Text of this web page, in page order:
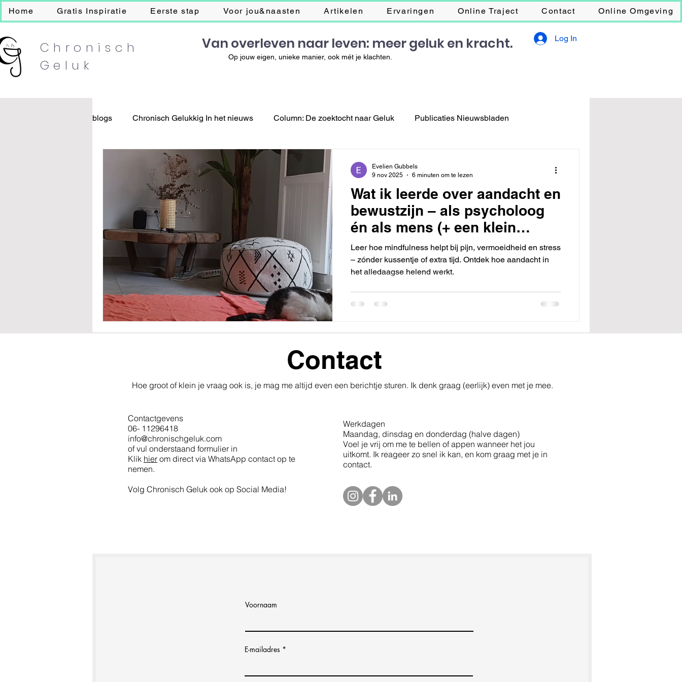
Home Gratis Inspiratie Eerste stap Voor jou&naasten Artikelen Ervaringen Online Traject Contact Online Omgeving
Op jouw eigen, unieke manier, ook mét je klachten.
Log In
Chronisch
Geluk
Van overleven naar leven: meer geluk en kracht.
blogs Chronisch Gelukkig In het nieuws Column: De zoektocht naar Geluk Publicaties Nieuwsbladen
Wat ik leerde over aandacht en
bewustzijn – als psycholoog
én als mens (+ een klein
cadeautje)
Leer hoe mindfulness helpt bij pijn, vermoeidheid en stress
– zónder kussentje of extra tijd. Ontdek hoe aandacht in
het alledaagse helend werkt.
Evelien Gubbels
9 nov 2025
6 minuten om te lezen
Contact
Hoe groot of klein je vraag ook is, je mag me altijd even een berichtje sturen. Ik denk graag (eerlijk) even met je mee.
Contactgevens
06- 11296418
info@chronischgeluk.com
of vul onderstaand formulier in
Klik hier om direct via WhatsApp contact op te
nemen.
Volg Chronisch Geluk ook op Social Media!
Werkdagen
Maandag, dinsdag en donderdag (halve dagen)
Voel je vrij om me te bellen of appen wanneer het jou
uitkomt. Ik reageer zo snel ik kan, en kom graag met je in
contact.
Voornaam
E-mailadres